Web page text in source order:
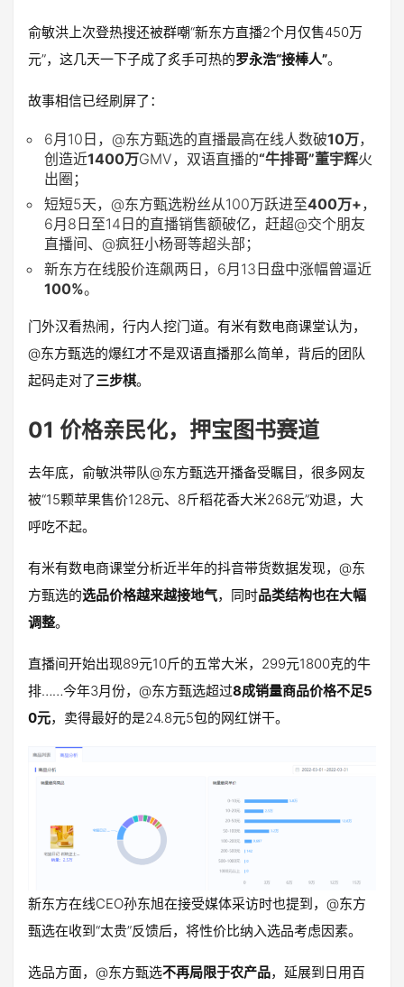
俞敏洪上次登热搜还被群嘲“新东方直播2个月仅售450万
元”，这几天一下子成了炙手可热的罗永浩“接棒人”。
故事相信已经刷屏了：
6月10日，@东方甄选的直播最高在线人数破10万，
创造近1400万GMV，双语直播的“牛排哥”董宇辉火
出圈；
短短5天，@东方甄选粉丝从100万跃进至400万+，
6月8日至14日的直播销售额破亿，赶超@交个朋友
直播间、@疯狂小杨哥等超头部；
新东方在线股价连飙两日，6月13日盘中涨幅曾逼近
100%。
门外汉看热闹，行内人挖门道。有米有数电商课堂认为，
@东方甄选的爆红才不是双语直播那么简单，背后的团队
起码走对了三步棋。
01 价格亲民化，押宝图书赛道
去年底，俞敏洪带队@东方甄选开播备受瞩目，很多网友
被“15颗苹果售价128元、8斤稻花香大米268元”劝退，大
呼吃不起。
有米有数电商课堂分析近半年的抖音带货数据发现，@东
方甄选的选品价格越来越接地气，同时品类结构也在大幅
调整。
直播间开始出现89元10斤的五常大米，299元1800克的牛
排……今年3月份，@东方甄选超过8成销量商品价格不足5
0元，卖得最好的是24.8元5包的网红饼干。
新东方在线CEO孙东旭在接受媒体采访时也提到，@东方
甄选在收到“太贵”反馈后，将性价比纳入选品考虑因素。
选品方面，@东方甄选不再局限于农产品，延展到日用百